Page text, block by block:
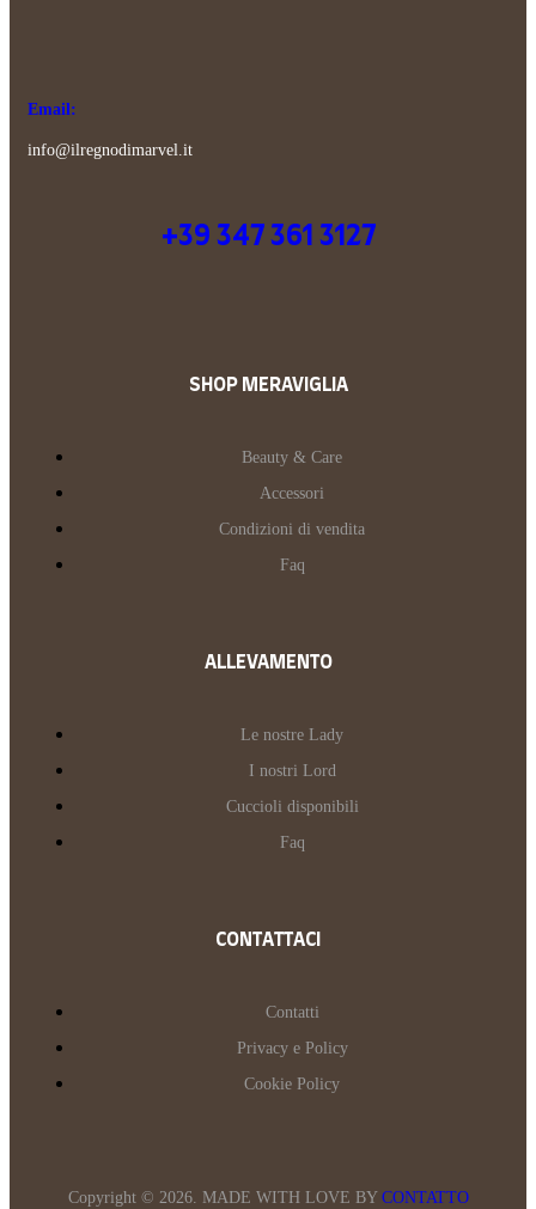
Email:
info@ilregnodimarvel.it
+39 347 361 3127
SHOP MERAVIGLIA
Beauty & Care
Accessori
Condizioni di vendita
Faq
ALLEVAMENTO
Le nostre Lady
I nostri Lord
Cuccioli disponibili
Faq
CONTATTACI
Contatti
Privacy e Policy
Cookie Policy
Copyright © 2026. MADE WITH LOVE BY CONTATTO